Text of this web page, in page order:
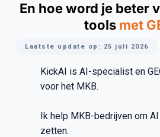
En hoe word je beter
tools met
Laatste update op: 25 juli 2026
KickAI is AI-specialist en
voor het MKB.
Ik help MKB-bedrijven om
zetten.